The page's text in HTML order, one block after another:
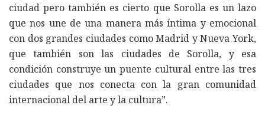
ciudad pero también es cierto que Sorolla es un lazo
que nos une de una manera más íntima y emocional
con dos grandes ciudades como Madrid y Nueva York,
que también son las ciudades de Sorolla, y esa
condición construye un puente cultural entre las tres
ciudades que nos conecta con la gran comunidad
internacional del arte y la cultura”.